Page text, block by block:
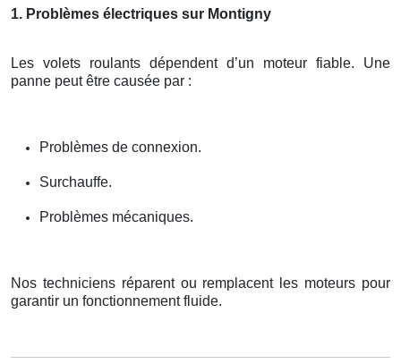
1. Problèmes électriques sur Montigny
Les volets roulants dépendent d’un moteur fiable. Une
panne peut être causée par :
Problèmes de connexion.
Surchauffe.
Problèmes mécaniques.
Nos techniciens réparent ou remplacent les moteurs pour
garantir un fonctionnement fluide.